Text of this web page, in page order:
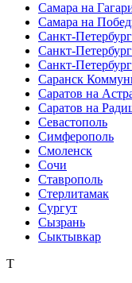
Самара на
Самара на
Санкт-
Санкт-
Санкт-
Саранск
Саратов на
Саратов на
Севастополь
Симферополь
Смоленск
Сочи
Ставрополь
Стерлитамак
Сургут
Сызрань
Сыктывкар
Т